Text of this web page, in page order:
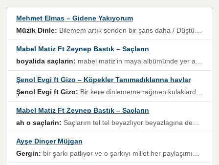
Mehmet Elmas – Gidene Yakıyorum
Müzik Dinle: Bilemem artık senden bir şans daha / Düştüğün zaman ben olmayacağım yanında” dizeleri, artık geçmişin tekrarına izin verilmeyeceğini, kişisel sınırların çizildiğini gösteriyor.
Mabel Matiz Ft Zeynep Bastık – Saçların
boyalida saçlarin: mabel matiz'in maya albümünde yer alan güzellerden. parça da şarkı hani! müzikal altyapısına vurulduğum, sözlerinde kaybolduğum bir parça olmuş.
Şenol Evgi ft Gizo – Köpekler Tanımadıklarına havlar
Şenol Evgi ft Gizo: Bir kere dinlememe rağmen kulaklardan gitmiyor sen sen sen sen kurban ol sen sen sen sen hayran ol yükses ses müzik dinleme sebebisiniz canlar bomba gibi patladınız maşallah
Mabel Matiz Ft Zeynep Bastık – Saçların
ah o saçlarin: Saçlarım tel tel beyazlıyor beyazlagına degil yanımda sen yoksun ona üzülüyorum günler bir bir geçiyor geçen günlere değil sensiz geçen günlere darılıyorum,Dinledikce asla kavusamayacagim ama asla unutamicagim sevdiğim adam için yanar içim
Ayşe Dinçer Müjgan
Gergin: bir şarkı patlıyor ve o şarkıyı millet her paylaşımın altına koyuyor ve öyle bir durum hal alıyor ki şarkıyı dinlemeden şarkıdan bikıyorsun Ama bu enteresan bir şekilde dillere dolanıyor millet olarak seviyoruz dertlerle boğuşurken bir yandan da göbek atmayi))) diyeceklerim bu kadar güzel hoş bir sayfa emeğinize sağlık arkadaşlar kolay gelsin